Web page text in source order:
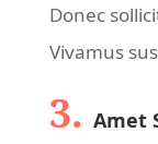
Donec
Vivamus
3. Amet